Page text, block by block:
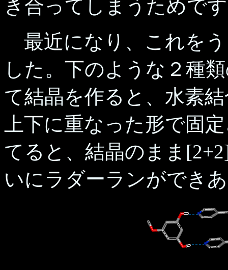
き合ってしまうためで
最近になり、これを
した。下のような２種
て結晶を作ると、水素
上下に重なった形で固
てると、結晶のまま
いにラダーランができ